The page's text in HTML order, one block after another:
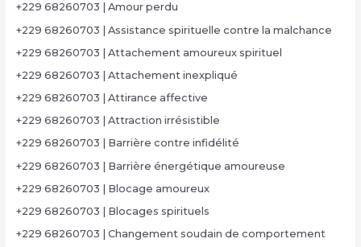
+229 68260703 | Amour perdu
+229 68260703 | Assistance spirituelle contre la malchance
+229 68260703 | Attachement amoureux spirituel
+229 68260703 | Attachement inexpliqué
+229 68260703 | Attirance affective
+229 68260703 | Attraction irrésistible
+229 68260703 | Barrière contre infidélité
+229 68260703 | Barrière énergétique amoureuse
+229 68260703 | Blocage amoureux
+229 68260703 | Blocages spirituels
+229 68260703 | Changement soudain de comportement